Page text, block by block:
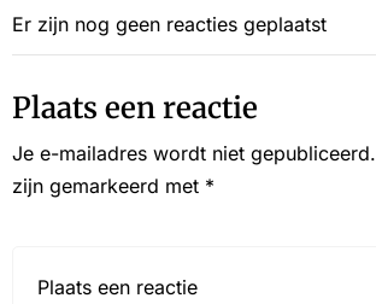
Er zijn nog geen reacties geplaatst
Plaats een reactie
Je e-mailadres wordt niet gepubliceerd.
zijn gemarkeerd met *